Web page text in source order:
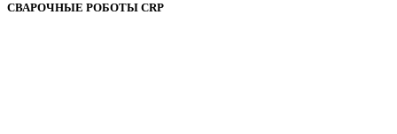
СВАРОЧНЫЕ РОБОТЫ CRP